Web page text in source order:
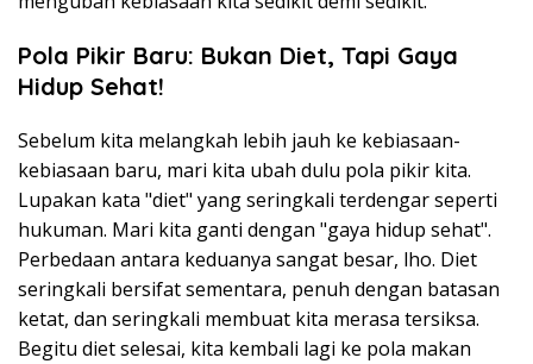
Pola Pikir Baru: Bukan Diet, Tapi Gaya
Hidup Sehat!
Sebelum kita melangkah lebih jauh ke kebiasaan-
kebiasaan baru, mari kita ubah dulu pola pikir kita.
Lupakan kata "diet" yang seringkali terdengar seperti
hukuman. Mari kita ganti dengan "gaya hidup sehat".
Perbedaan antara keduanya sangat besar, lho. Diet
seringkali bersifat sementara, penuh dengan batasan
ketat, dan seringkali membuat kita merasa tersiksa.
Begitu diet selesai, kita kembali lagi ke pola makan